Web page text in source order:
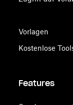
Vorlagen
Kostenlose
Features